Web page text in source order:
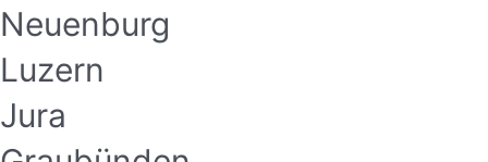
Neuenburg
Luzern
Jura